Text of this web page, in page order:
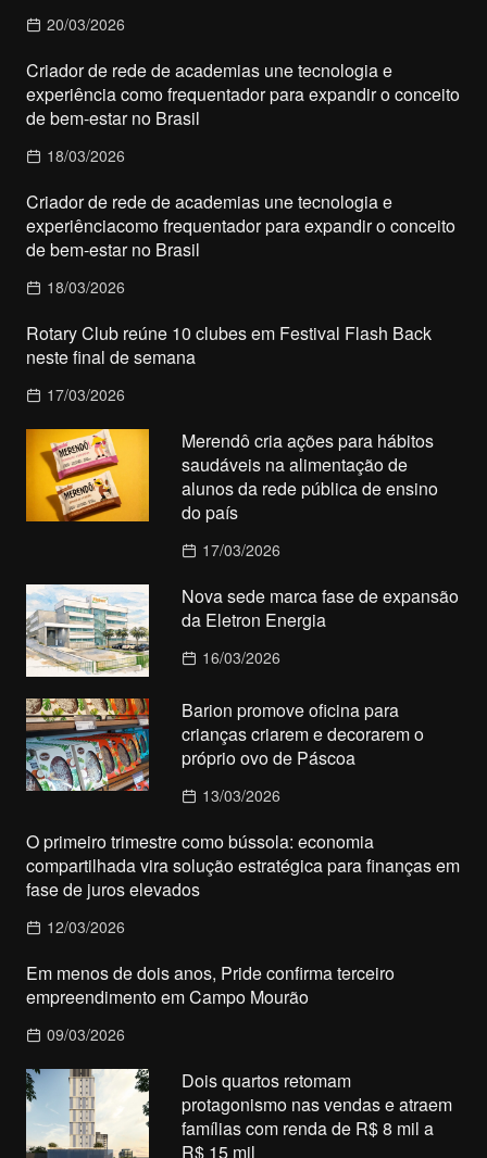
20/03/2026
Criador de rede de academias une tecnologia e
experiência como frequentador para expandir o conceito
de bem-estar no Brasil
18/03/2026
Criador de rede de academias une tecnologia e
experiênciacomo frequentador para expandir o conceito
de bem-estar no Brasil
18/03/2026
Rotary Club reúne 10 clubes em Festival Flash Back
neste final de semana
17/03/2026
Merendô cria ações para hábitos
saudáveis na alimentação de
alunos da rede pública de ensino
do país
17/03/2026
Nova sede marca fase de expansão
da Eletron Energia
16/03/2026
Barion promove oficina para
crianças criarem e decorarem o
próprio ovo de Páscoa
13/03/2026
O primeiro trimestre como bússola: economia
compartilhada vira solução estratégica para finanças em
fase de juros elevados
12/03/2026
Em menos de dois anos, Pride confirma terceiro
empreendimento em Campo Mourão
09/03/2026
Dois quartos retomam
protagonismo nas vendas e atraem
famílias com renda de R$ 8 mil a
R$ 15 mil